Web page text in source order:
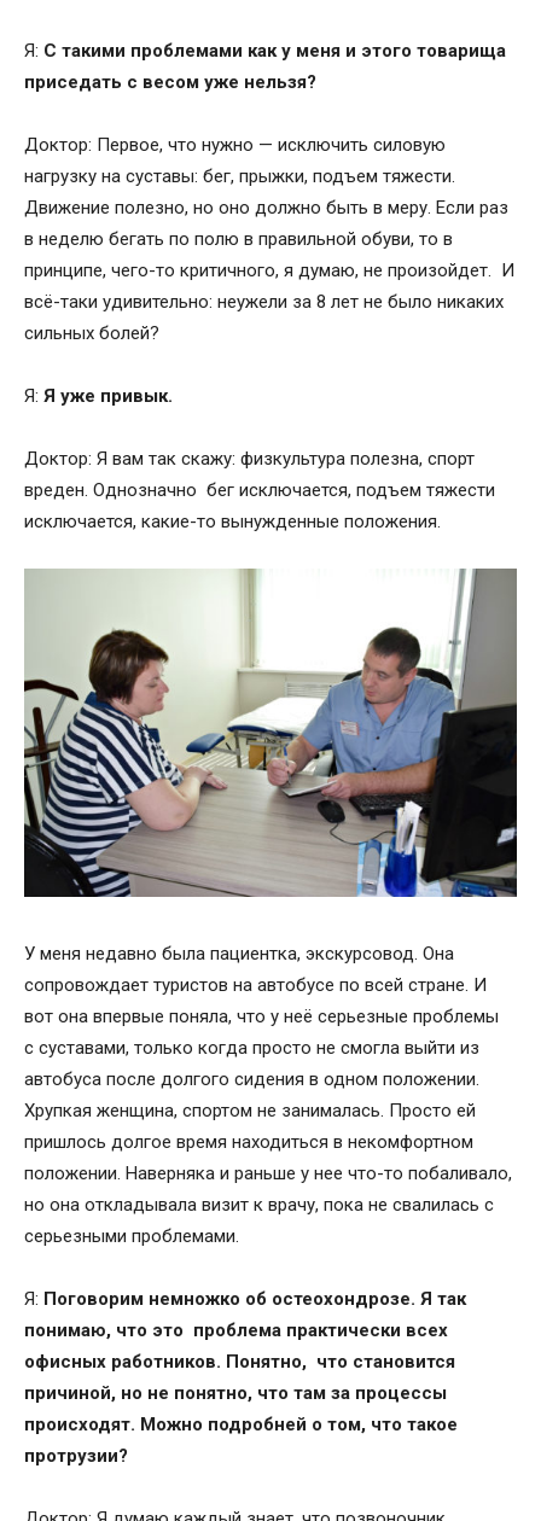
Я: С такими проблемами как у меня и этого товарища
приседать с весом уже нельзя?
Доктор: Первое, что нужно — исключить силовую
нагрузку на суставы: бег, прыжки, подъем тяжести.
Движение полезно, но оно должно быть в меру. Если раз
в неделю бегать по полю в правильной обуви, то в
принципе, чего-то критичного, я думаю, не произойдет. И
всё-таки удивительно: неужели за 8 лет не было никаких
сильных болей?
Я: Я уже привык.
Доктор: Я вам так скажу: физкультура полезна, спорт
вреден. Однозначно бег исключается, подъем тяжести
исключается, какие-то вынужденные положения.
У меня недавно была пациентка, экскурсовод. Она
сопровождает туристов на автобусе по всей стране. И
вот она впервые поняла, что у неё серьезные проблемы
с суставами, только когда просто не смогла выйти из
автобуса после долгого сидения в одном положении.
Хрупкая женщина, спортом не занималась. Просто ей
пришлось долгое время находиться в некомфортном
положении. Наверняка и раньше у нее что-то побаливало,
но она откладывала визит к врачу, пока не свалилась с
серьезными проблемами.
Я: Поговорим немножко об остеохондрозе. Я так
понимаю, что это проблема практически всех
офисных работников. Понятно, что становится
причиной, но не понятно, что там за процессы
происходят. Можно подробней о том, что такое
протрузии?